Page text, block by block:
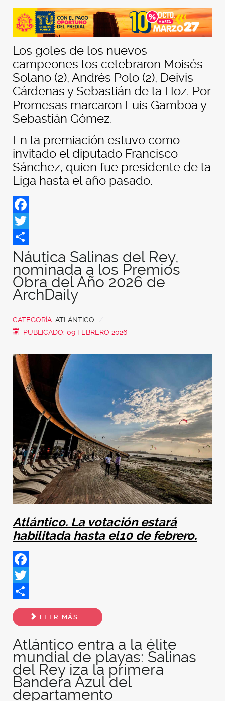
Los goles de los nuevos
campeones los celebraron Moisés
Solano (2), Andrés Polo (2), Deivis
Cárdenas y Sebastián de la Hoz. Por
Promesas marcaron Luis Gamboa y
Sebastián Gómez.
En la premiación estuvo como
invitado el diputado Francisco
Sánchez, quien fue presidente de la
Liga hasta el año pasado.
Facebook
Twitter
Share
Náutica Salinas del Rey,
nominada a los Premios
Obra del Año 2026 de
ArchDaily
CATEGORÍA: ATLÁNTICO
PUBLICADO: 09 FEBRERO 2026
Atlántico. ⁠La votación estará
habilitada hasta el10 de febrero.
Facebook
Twitter
Share
LEER MÁS...
Atlántico entra a la élite
mundial de playas: Salinas
del Rey iza la primera
Bandera Azul del
departamento